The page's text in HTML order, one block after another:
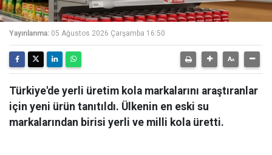
Yayınlanma: 05 Ağustos 2026 Çarşamba 16:50
Türkiye'de yerli üretim kola markalarını araştıranlar
için yeni ürün tanıtıldı. Ülkenin en eski su
markalarından birisi yerli ve milli kola üretti.